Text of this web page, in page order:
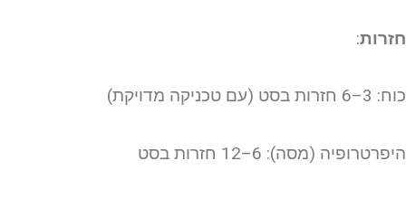
:
בסט (עם טכניקה מדויקת)
(מסה): 6–12 חזרות בסט